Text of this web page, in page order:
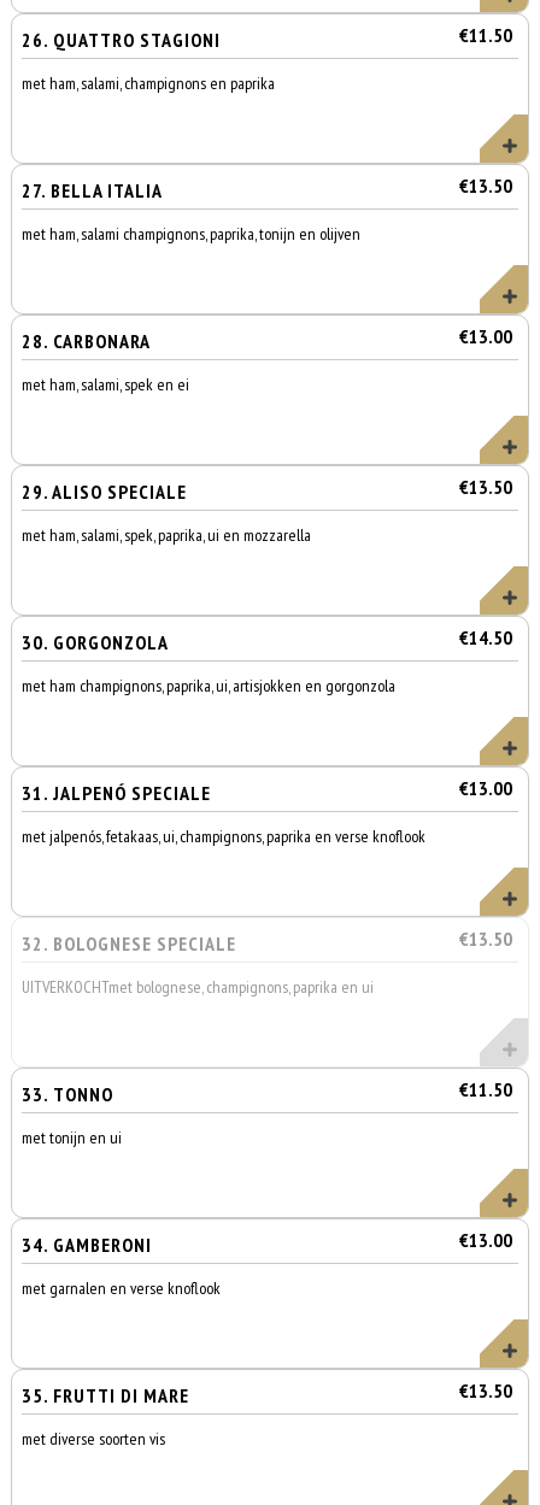
26. QUATTRO STAGIONI €11.50
met ham, salami, champignons en paprika
27. BELLA ITALIA €13.50
met ham, salami champignons, paprika, tonijn en olijven
28. CARBONARA €13.00
met ham, salami, spek en ei
29. ALISO SPECIALE €13.50
met ham, salami, spek, paprika, ui en mozzarella
30. GORGONZOLA €14.50
met ham champignons, paprika, ui, artisjokken en gorgonzola
31. JALPENÓ SPECIALE €13.00
met jalpenós, fetakaas, ui, champignons, paprika en verse knoflook
32. BOLOGNESE SPECIALE €13.50
UITVERKOCHTmet bolognese, champignons, paprika en ui
33. TONNO €11.50
met tonijn en ui
34. GAMBERONI €13.00
met garnalen en verse knoflook
35. FRUTTI DI MARE €13.50
met diverse soorten vis